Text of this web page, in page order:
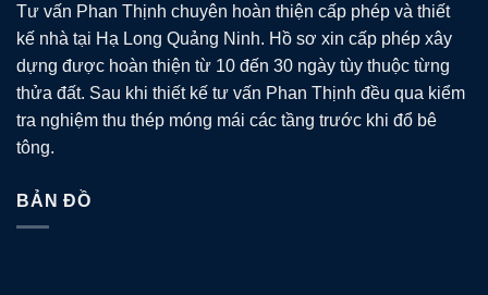
Tư vấn Phan Thịnh chuyên hoàn thiện cấp phép và thiết
kế nhà tại Hạ Long Quảng Ninh. Hồ sơ xin cấp phép xây
dựng được hoàn thiện từ 10 đến 30 ngày tùy thuộc từng
thửa đất. Sau khi thiết kế tư vấn Phan Thịnh đều qua kiểm
tra nghiệm thu thép móng mái các tầng trước khi đổ bê
tông.
BẢN ĐỒ